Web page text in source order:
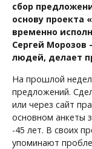
сбор
основу проекта
временно
Сергей Морозов
людей, делает
На прошлой
предложений.
или через сайт
основном анкеты
-45 лет. В своих
упоминают